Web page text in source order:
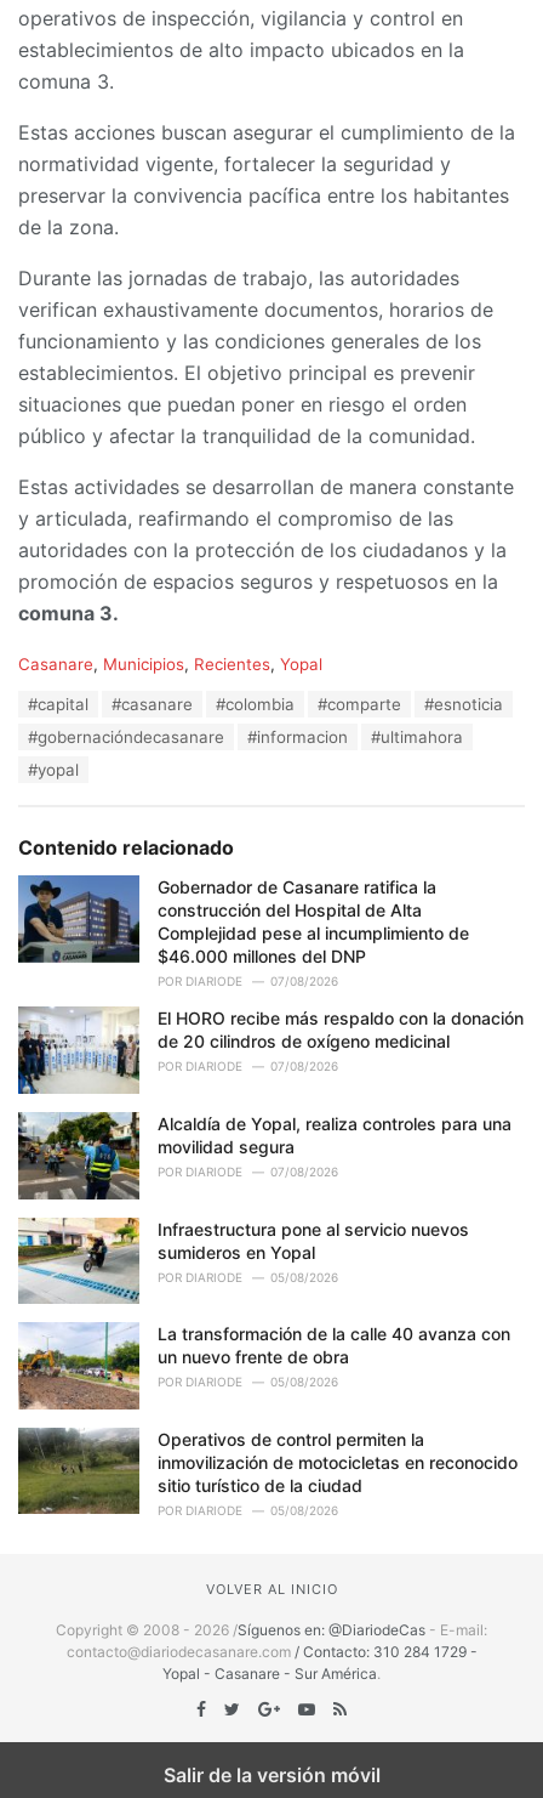
operativos de inspección, vigilancia y control en
establecimientos de alto impacto ubicados en la
comuna 3.
Estas acciones buscan asegurar el cumplimiento de la
normatividad vigente, fortalecer la seguridad y
preservar la convivencia pacífica entre los habitantes
de la zona.
Durante las jornadas de trabajo, las autoridades
verifican exhaustivamente documentos, horarios de
funcionamiento y las condiciones generales de los
establecimientos. El objetivo principal es prevenir
situaciones que puedan poner en riesgo el orden
público y afectar la tranquilidad de la comunidad.
Estas actividades se desarrollan de manera constante
y articulada, reafirmando el compromiso de las
autoridades con la protección de los ciudadanos y la
promoción de espacios seguros y respetuosos en la
comuna 3.
C
e
s
:
Casanare, Municipios, Recientes, Yopal
#capital #casanare #colombia #comparte
#esnoticia
#gobernacióndecasanare
#informacion
#ultimahora
#yopal
Contenido relacionado
Gobernador de Casanare ratifica la
construcción del Hospital de Alta
Complejidad pese al incumplimiento de
$46.000 millones del DNP
POR DIARIODE 07/08/2026
El HORO recibe más respaldo con la donación
de 20 cilindros de oxígeno medicinal
POR DIARIODE 07/08/2026
Alcaldía de Yopal, realiza controles para una
movilidad segura
POR DIARIODE 07/08/2026
Infraestructura pone al servicio nuevos
sumideros en Yopal
POR DIARIODE 05/08/2026
La transformación de la calle 40 avanza con
un nuevo frente de obra
POR DIARIODE 05/08/2026
Operativos de control permiten la
inmovilización de motocicletas en reconocido
sitio turístico de la ciudad
POR DIARIODE 05/08/2026
VOLVER AL INICIO
Copyright © 2008 - 2026 /Síguenos en: @DiariodeCas - E-mail:
contacto@diariodecasanare.com / Contacto: 310 284 1729 -
Yopal - Casanare - Sur América.
Salir de la versión móvil